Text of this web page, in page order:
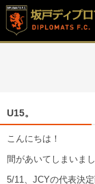
U15。
こんにちは！
間があいてしまいまし
5/11、JCYの代表決